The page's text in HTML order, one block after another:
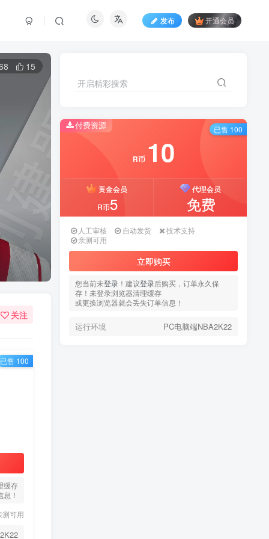
发布 开通会员
15
关注
缓存
！
测可用
已售 100
开启精彩搜索
付费资源
R币 10
黄金会员
R币5
代理会员
免费
人工审核 自动发货
技术支持
亲测可用
立即购买
您当前未登录 ！建议登录后购买，订单永久保
存！未登录浏览器清理缓存
或更换浏览器就会丢失订单信息！
运行环境 PC电脑端NBA2K22
已售 100
开启精彩搜索
付费资源
R币 10
黄金会员
R币5
代理会员
免费
人工审核 自动发货
技术支持
亲测可用
立即购买
您当前未登录 ！建议登录后购买，订单永久保
存！未登录浏览器清理缓存
或更换浏览器就会丢失订单信息！
运行环境 PC电脑端NBA2K22
已售 100